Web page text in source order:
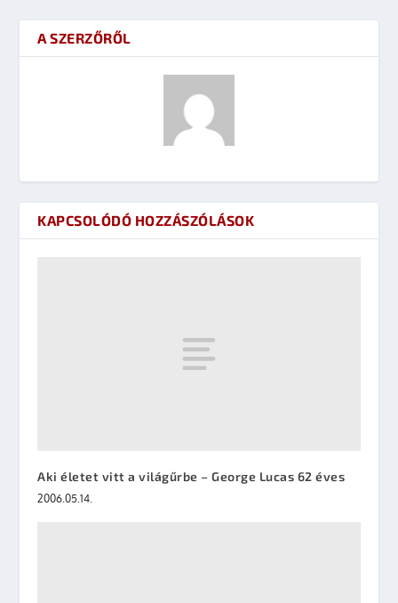
A SZERZŐRŐL
KAPCSOLÓDÓ HOZZÁSZÓLÁSOK
Aki életet vitt a világűrbe – George Lucas 62 éves
2006.05.14.